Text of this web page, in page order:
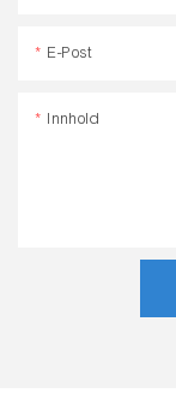
E-Post
Innhold